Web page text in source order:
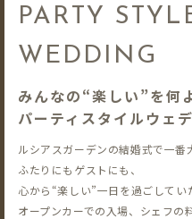
PARTY
WEDDING
みんなの“楽しい”を何
パーティスタイルウェ
ルシアスガーデンの結婚式で一番
ふたりにもゲストにも、
心から“楽しい”一日を過ごしてい
オープンカーでの入場、シェフの